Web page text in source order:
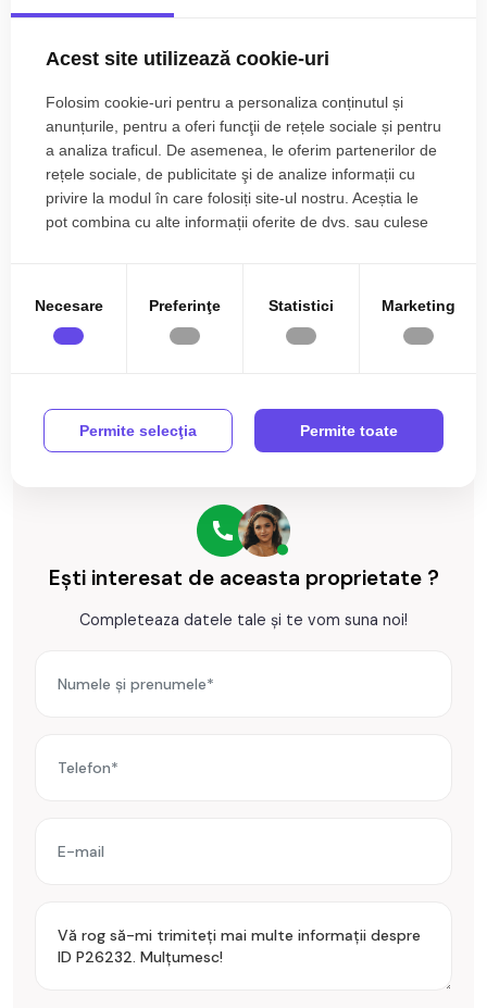
si o lungime de 24 m.
Prețul este de 4.899€. Specificați telefonic codul de oferta /
Specificații
Utilitati in zona
Silviu Munteanu
Ești interesat de aceasta proprietate ?
Completeaza datele tale și te vom suna noi!
Acest site utilizează cookie-uri
Folosim cookie-uri pentru a personaliza conținutul și
anunțurile, pentru a oferi funcţii de rețele sociale și pentru
a analiza traficul. De asemenea, le oferim partenerilor de
rețele sociale, de publicitate şi de analize informații cu
privire la modul în care folosiți site-ul nostru. Aceștia le
pot combina cu alte informații oferite de dvs. sau culese
Necesare Preferinţe Statistici Marketing
Permite selecţia Permite toate